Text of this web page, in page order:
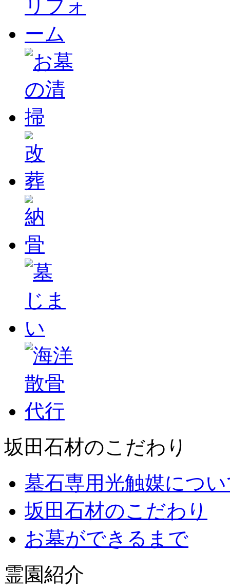
坂田石材のこだわり
墓石専用光触媒につ
坂田石材のこだわり
お墓ができるまで
霊園紹介